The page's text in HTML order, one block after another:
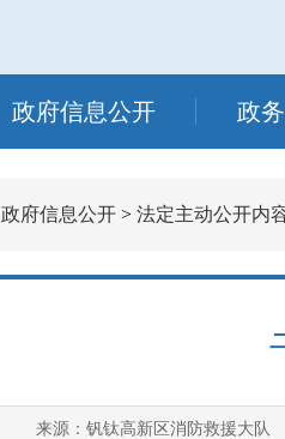
政府信息公开 政
政府信息公开 > 法定主动公开内
来源： 钒钛高新区消防救援大队